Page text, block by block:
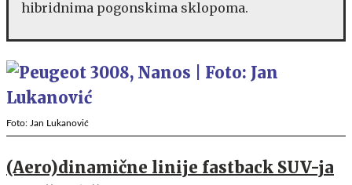
hibridnima pogonskima sklopoma.
Foto: Jan Lukanović
(Aero)dinamične linije fastback SUV-ja